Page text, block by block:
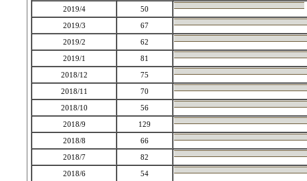
2019/4
50
2019/3
67
2019/2
62
2019/1
81
2018/12
75
2018/11
70
2018/10
56
2018/9
129
2018/8
66
2018/7
82
2018/6
54